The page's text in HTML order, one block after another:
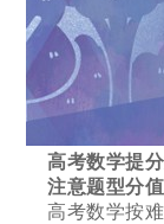
高考数学提
注意题型分值
高考数学按难